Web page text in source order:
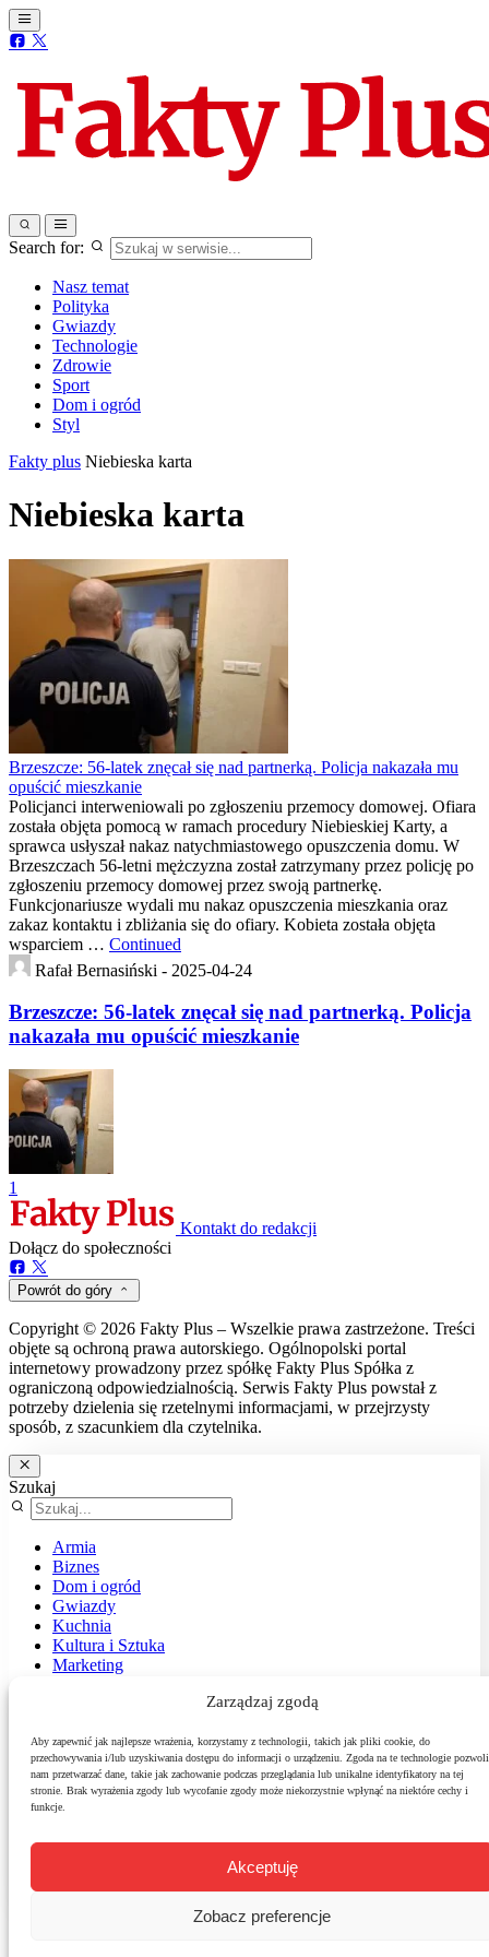
Zarządzaj zgodą
Aby zapewnić jak najlepsze wrażenia, korzystamy z technologii, takich jak pliki cookie, do
przechowywania i/lub uzyskiwania dostępu do informacji o urządzeniu. Zgoda na te technologie pozwoli
nam przetwarzać dane, takie jak zachowanie podczas przeglądania lub unikalne identyfikatory na tej
stronie. Brak wyrażenia zgody lub wycofanie zgody może niekorzystnie wpłynąć na niektóre cechy i
funkcje.
Akceptuję
Zobacz preferencje
Search for:
Nasz temat
Polityka
Gwiazdy
Technologie
Zdrowie
Sport
Dom i ogród
Styl
Fakty plus Niebieska karta
Niebieska karta
Brzeszcze: 56-latek znęcał się nad partnerką. Policja nakazała mu
opuścić mieszkanie
Policjanci interweniowali po zgłoszeniu przemocy domowej. Ofiara
została objęta pomocą w ramach procedury Niebieskiej Karty, a
sprawca usłyszał nakaz natychmiastowego opuszczenia domu. W
Brzeszczach 56-letni mężczyzna został zatrzymany przez policję po
zgłoszeniu przemocy domowej przez swoją partnerkę.
Funkcjonariusze wydali mu nakaz opuszczenia mieszkania oraz
zakaz kontaktu i zbliżania się do ofiary. Kobieta została objęta
wsparciem … Continued
Rafał Bernasiński - 2025-04-24
Brzeszcze: 56-latek znęcał się nad partnerką. Policja
nakazała mu opuścić mieszkanie
1
Kontakt do redakcji
Dołącz do społeczności
Powrót do góry
Copyright © 2026 Fakty Plus – Wszelkie prawa zastrzeżone. Treści
objęte są ochroną prawa autorskiego. Ogólnopolski portal
internetowy prowadzony przez spółkę Fakty Plus Spółka z
ograniczoną odpowiedzialnością. Serwis Fakty Plus powstał z
potrzeby dzielenia się rzetelnymi informacjami, w przejrzysty
sposób, z szacunkiem dla czytelnika.
Szukaj
Armia
Biznes
Dom i ogród
Gwiazdy
Kuchnia
Kultura i Sztuka
Marketing
Podróże
Polityka
Sport
Środowisko
Technologie